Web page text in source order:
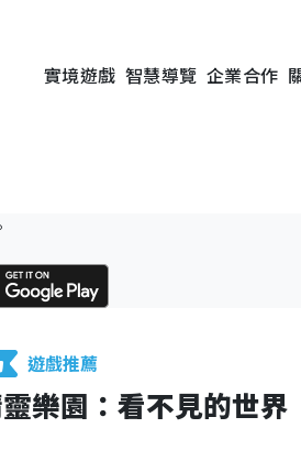
實境遊戲 智慧導覽 企業合作
遊戲推薦
樂園：看不見的世界